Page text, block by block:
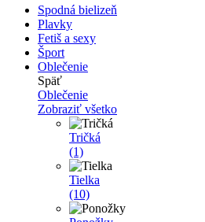
Spodná bielizeň
Plavky
Fetiš a sexy
Šport
Oblečenie
Späť
Oblečenie
Zobraziť všetko
Tričká
(1)
Tielka
(10)